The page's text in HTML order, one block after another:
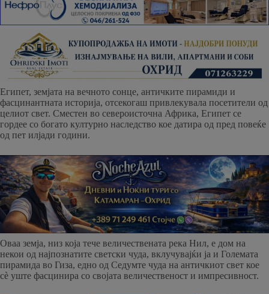
Египет, земјата на вечното сонце, античките пирамиди и
фасцинантната историја, отсекогаш привлекувала посетители од
целиот свет. Сместен во североисточна Африка, Египет се
гордее со богато културно наследство кое датира од пред повеќе
од пет илјади години.
Оваа земја, низ која тече величествената река Нил, е дом на
некои од најпознатите светски чуда, вклучувајќи ја и Големата
пирамида во Гиза, едно од Седумте чуда на античкиот свет кое
сè уште фасцинира со својата величественост и импресивност.